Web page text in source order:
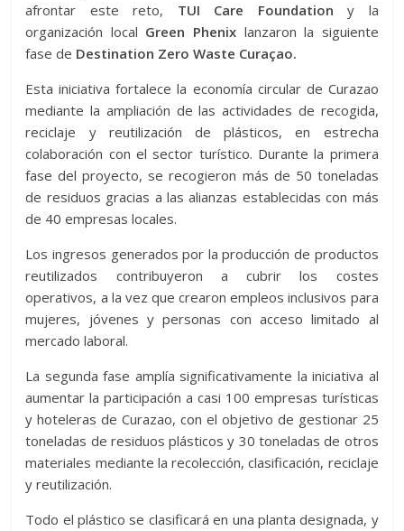
afrontar este reto, TUI Care Foundation y la
organización local Green Phenix lanzaron la siguiente
fase de Destination Zero Waste Curaçao.
Esta iniciativa fortalece la economía circular de Curazao
mediante la ampliación de las actividades de recogida,
reciclaje y reutilización de plásticos, en estrecha
colaboración con el sector turístico. Durante la primera
fase del proyecto, se recogieron más de 50 toneladas
de residuos gracias a las alianzas establecidas con más
de 40 empresas locales.
Los ingresos generados por la producción de productos
reutilizados contribuyeron a cubrir los costes
operativos, a la vez que crearon empleos inclusivos para
mujeres, jóvenes y personas con acceso limitado al
mercado laboral.
La segunda fase amplía significativamente la iniciativa al
aumentar la participación a casi 100 empresas turísticas
y hoteleras de Curazao, con el objetivo de gestionar 25
toneladas de residuos plásticos y 30 toneladas de otros
materiales mediante la recolección, clasificación, reciclaje
y reutilización.
Todo el plástico se clasificará en una planta designada, y